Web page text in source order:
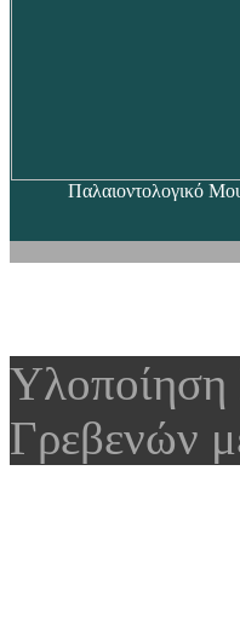
Παλαιοντολογικό
Υλοποίηση
Γρεβενών